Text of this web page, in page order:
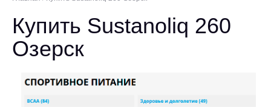
Купить Sustanoliq 260
Озерск